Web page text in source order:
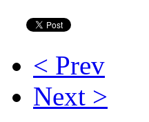
< Prev
Next >